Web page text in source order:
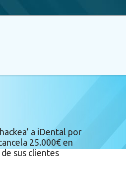
a iDental por
25.000€ en
sus clientes